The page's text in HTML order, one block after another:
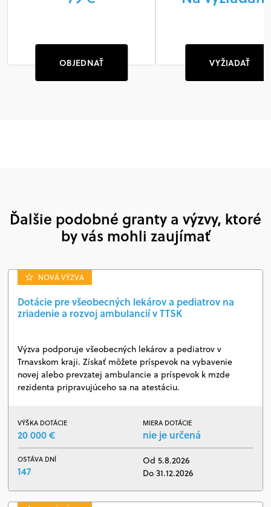
OBJEDNAŤ VYŽIADAŤ
Ďalšie podobné granty a výzvy, ktoré
by vás mohli zaujímať
NOVÁ VÝZVA
Dotácie pre všeobecných lekárov a pediatrov na
zriadenie a rozvoj ambulancií v TTSK
Výzva podporuje všeobecných lekárov a pediatrov v
Trnavskom kraji. Získať môžete príspevok na vybavenie
novej alebo prevzatej ambulancie a príspevok k mzde
rezidenta pripravujúceho sa na atestáciu.
VÝŠKA DOTÁCIE
20 000 €
MIERA DOTÁCIE
nie je určená
OSTÁVA DNÍ
147
Od 5.8.2026
Do 31.12.2026